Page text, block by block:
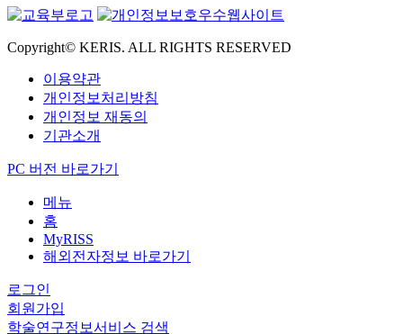
Copyright© KERIS. ALL RIGHTS RESERVED
이용약관
개인정보처리방침
개인정보 재동의
기관소개
PC 버전 바로가기
메뉴
홈
MyRISS
해외전자정보 바로가기
로그인
회원가입
학술연구정보서비스 검색